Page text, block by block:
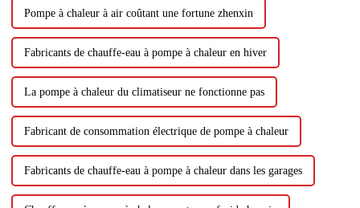
Pompe à chaleur à air coûtant une fortune zhenxin
Fabricants de chauffe-eau à pompe à chaleur en hiver
La pompe à chaleur du climatiseur ne fonctionne pas
Fabricant de consommation électrique de pompe à chaleur
Fabricants de chauffe-eau à pompe à chaleur dans les garages